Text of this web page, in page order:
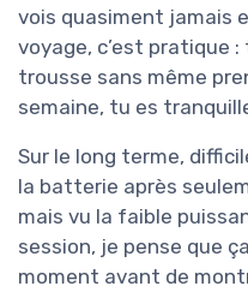
vois quasiment jamais
voyage, c’est pratique
trousse sans même
semaine, tu es
Sur le long terme,
la batterie après
mais vu la faible
session, je pense que
moment avant de